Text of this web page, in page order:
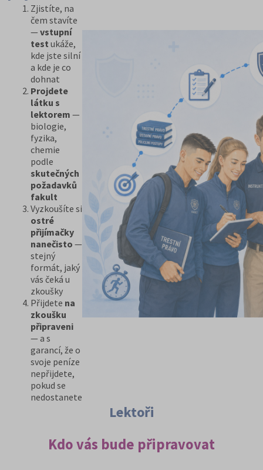
Zjistíte, na
čem stavíte
— vstupní
test ukáže,
kde jste silní
a kde je co
dohnat
Projdete
látku s
lektorem —
biologie,
fyzika,
chemie
podle
skutečných
požadavků
fakult
Vyzkoušíte si
ostré
přijímačky
nanečisto —
stejný
formát, jaký
vás čeká u
zkoušky
Přijdete na
zkoušku
připraveni
— a s
garancí, že o
svoje peníze
nepřijdete,
pokud se
nedostanete
Lektoři
Kdo vás bude připravovat